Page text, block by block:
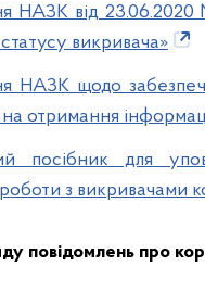
НАЗК від
викривача»
НАЗК щодо
отримання
посібник для
з викривачами
повідомлень про